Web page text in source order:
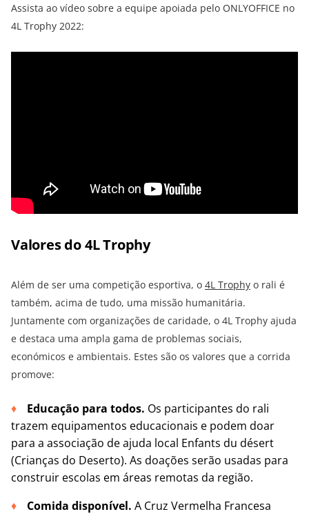
Assista ao vídeo sobre a equipe apoiada pelo ONLYOFFICE no
4L Trophy 2022:
Valores do 4L Trophy
Além de ser uma competição esportiva, o 4L Trophy o rali é
também, acima de tudo, uma missão humanitária.
Juntamente com organizações de caridade, o 4L Trophy ajuda
e destaca uma ampla gama de problemas sociais,
económicos e ambientais. Estes são os valores que a corrida
promove:
Educação para todos. Os participantes do rali
trazem equipamentos educacionais e podem doar
para a associação de ajuda local Enfants du désert
(Crianças do Deserto). As doações serão usadas para
construir escolas em áreas remotas da região.
Comida disponível. A Cruz Vermelha Francesa